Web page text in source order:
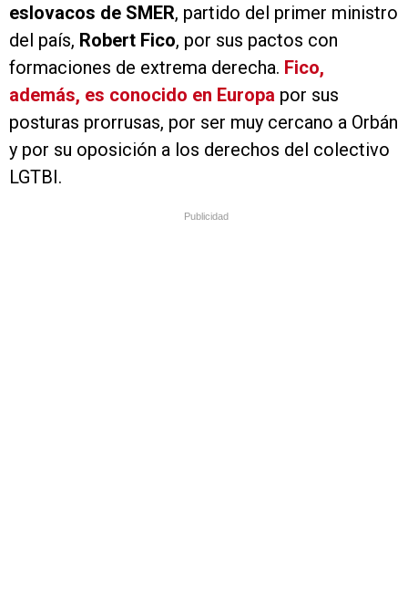
eslovacos de SMER, partido del primer ministro
del país, Robert Fico, por sus pactos con
formaciones de extrema derecha. Fico,
además, es conocido en Europa por sus
posturas prorrusas, por ser muy cercano a Orbán
y por su oposición a los derechos del colectivo
LGTBI.
Publicidad